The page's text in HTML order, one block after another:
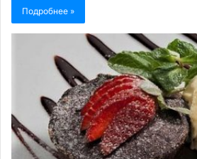
Подробнее »